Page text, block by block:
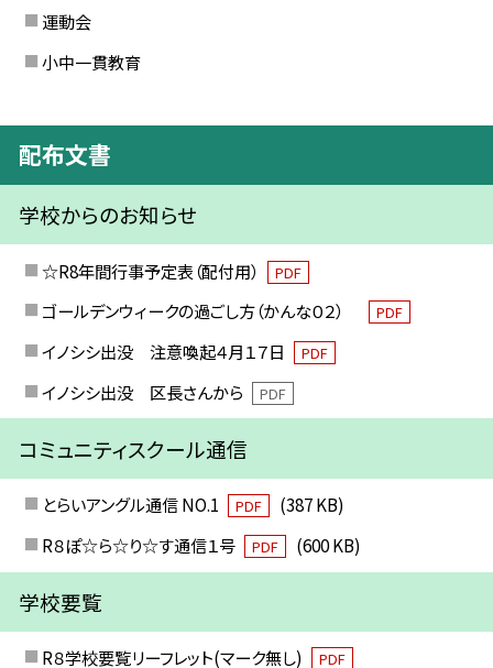
運動会
小中一貫教育
配布文書
学校からのお知らせ
☆R8年間行事予定表（配付用） PDF
ゴールデンウィークの過ごし方（かんな０２） PDF
イノシシ出没 注意喚起４月１７日 PDF
イノシシ出没 区長さんから PDF
コミュニティスクール通信
とらいアングル通信 NO.1 PDF
(387 KB)
R８ぽ☆ら☆り☆す通信１号
PDF (600 KB)
学校要覧
R８学校要覧リーフレット(マーク無し) PDF